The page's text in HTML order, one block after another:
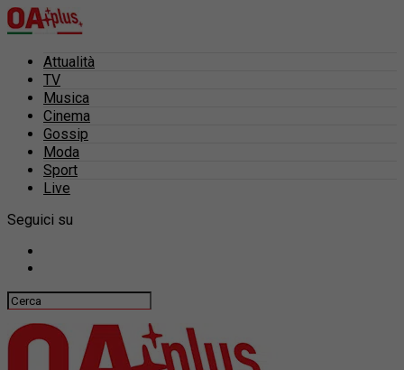
Attualità
TV
Musica
Cinema
Gossip
Moda
Sport
Live
Seguici su